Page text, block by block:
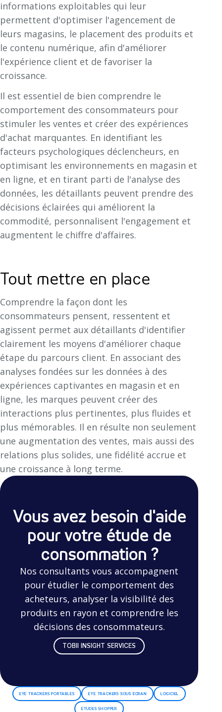
informations exploitables qui leur
permettent d'optimiser l'agencement de
leurs magasins, le placement des produits et
le contenu numérique, afin d'améliorer
l'expérience client et de favoriser la
croissance.
Il est essentiel de bien comprendre le
comportement des consommateurs pour
stimuler les ventes et créer des expériences
d'achat marquantes. En identifiant les
facteurs psychologiques déclencheurs, en
optimisant les environnements en magasin et
en ligne, et en tirant parti de l'analyse des
données, les détaillants peuvent prendre des
décisions éclairées qui améliorent la
commodité, personnalisent l'engagement et
augmentent le chiffre d'affaires.
Tout mettre en place
Comprendre la façon dont les
consommateurs pensent, ressentent et
agissent permet aux détaillants d'identifier
clairement les moyens d'améliorer chaque
étape du parcours client. En associant des
analyses fondées sur les données à des
expériences captivantes en magasin et en
ligne, les marques peuvent créer des
interactions plus pertinentes, plus fluides et
plus mémorables. Il en résulte non seulement
une augmentation des ventes, mais aussi des
relations plus solides, une fidélité accrue et
une croissance à long terme.
Vous avez besoin d'aide
pour votre étude de
consommation ?
Nos consultants vous accompagnent
pour étudier le comportement des
acheteurs, analyser la visibilité des
produits en rayon et comprendre les
décisions des consommateurs.
TOBII INSIGHT SERVICES
EYE TRACKERS PORTABLES EYE TRACKERS SOUS ÉCRAN LOGICIEL
ETUDES SHOPPER